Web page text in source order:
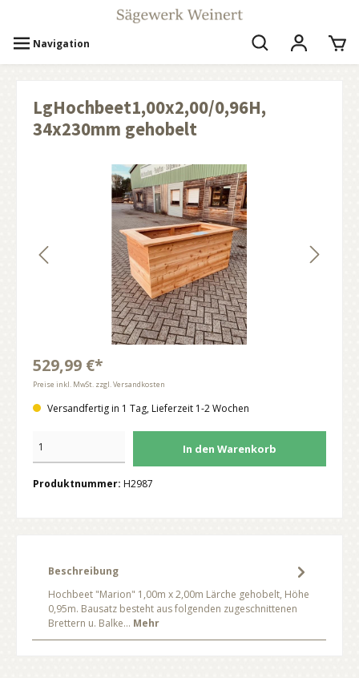
Navigation
LgHochbeet1,00x2,00/0,96H,
34x230mm gehobelt
529,99 €*
Preise inkl. MwSt. zzgl. Versandkosten
Versandfertig in 1 Tag, Lieferzeit 1-2 Wochen
In den Warenkorb
Produktnummer: H2987
Beschreibung
Hochbeet "Marion" 1,00m x 2,00m Lärche gehobelt, Höhe
0,95m. Bausatz besteht aus folgenden zugeschnittenen
Brettern u. Balke… Mehr